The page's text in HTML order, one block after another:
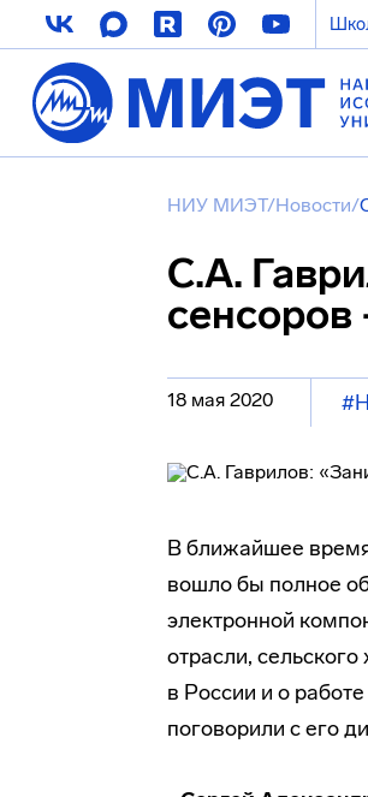
НИУ МИЭТ/Новости/
С.А.
18 мая 2020
В ближайшее время
вошло бы полное
электронной
отрасли,
в России и о работе
поговорили с его